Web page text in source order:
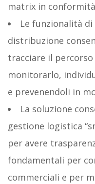
matrix in
Le funzionalità
distribuzione
tracciare il percorso
monitorarlo,
e prevenendoli in
La soluzione
gestione logistica
per avere
fondamentali per
commerciali e per